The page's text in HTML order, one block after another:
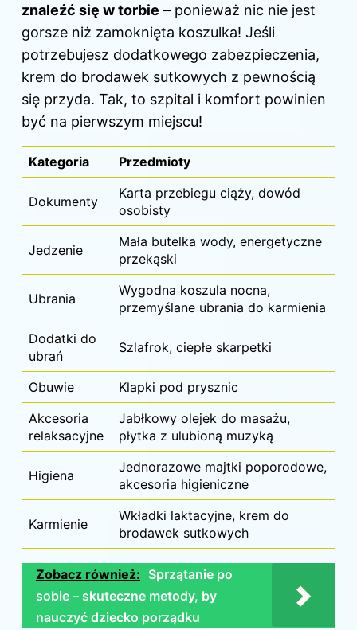
znaleźć się w torbie – ponieważ nic nie jest
gorsze niż zamoknięta koszulka! Jeśli
potrzebujesz dodatkowego zabezpieczenia,
krem do brodawek sutkowych z pewnością
się przyda. Tak, to szpital i komfort powinien
być na pierwszym miejscu!
Kategoria Przedmioty
Dokumenty
Karta przebiegu ciąży, dowód
osobisty
Jedzenie
Mała butelka wody, energetyczne
przekąski
Ubrania
Wygodna koszula nocna,
przemyślane ubrania do karmienia
Dodatki do
ubrań
Szlafrok, ciepłe skarpetki
Obuwie
Klapki pod prysznic
Akcesoria
relaksacyjne
Jabłkowy olejek do masażu,
płytka z ulubioną muzyką
Higiena
Jednorazowe majtki poporodowe,
akcesoria higieniczne
Karmienie
Wkładki laktacyjne, krem do
brodawek sutkowych
Zobacz również: Sprzątanie po
sobie – skuteczne metody, by
nauczyć dziecko porządku